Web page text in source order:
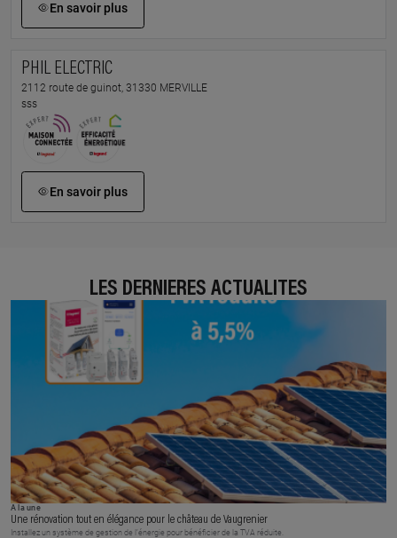
En savoir plus
PHIL ELECTRIC
2112 route de guinot, 31330 MERVILLE
sss
En savoir plus
LES DERNIÈRES ACTUALITÉS
À la une
Une rénovation tout en élégance pour le château de Vaugrenier
Installez un système de gestion de l’énergie pour bénéficier de la TVA réduite.